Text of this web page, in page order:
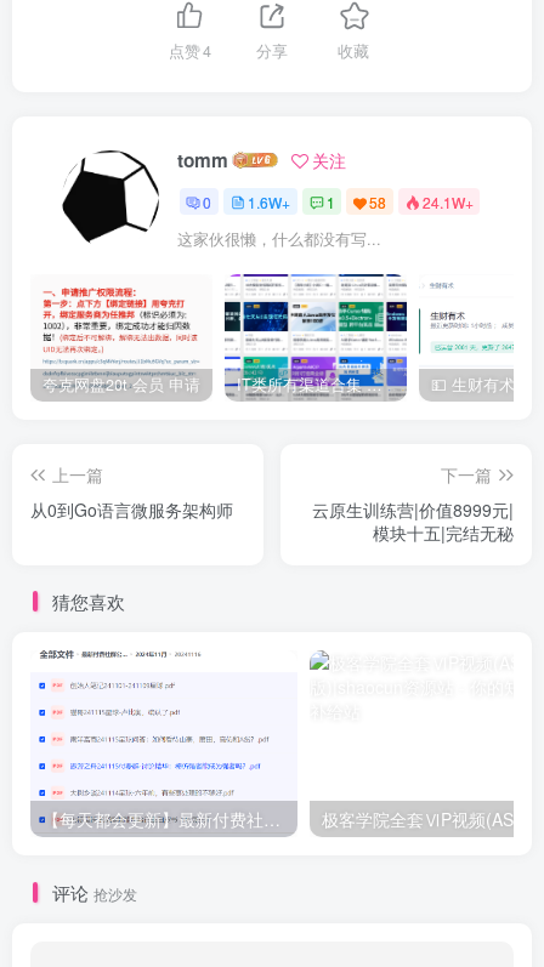
点赞4 分享 收藏
tomm 关注
0 1.6W+ 1 58 24.1W+
这家伙很懒，什么都没有写...
夸克网盘20t 会员 申请 IT类所有渠道合集 持续日更，目前近四千多条资源 年费用户微信私信获取权限
上一篇
从0到Go语言微服务架构师
下一篇
云原生训练营|价值8999元|
模块十五|完结无秘
猜您喜欢
【每天都会更新】最新付费社群公众号文章 极客学院全套ⅥP视频(AS版)
评论 抢沙发